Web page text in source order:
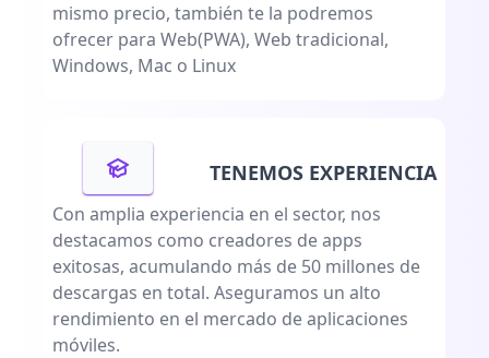
mismo precio, también te la podremos
ofrecer para Web(PWA), Web tradicional,
Windows, Mac o Linux
TENEMOS EXPERIENCIA
Con amplia experiencia en el sector, nos
destacamos como creadores de apps
exitosas, acumulando más de 50 millones de
descargas en total. Aseguramos un alto
rendimiento en el mercado de aplicaciones
móviles.